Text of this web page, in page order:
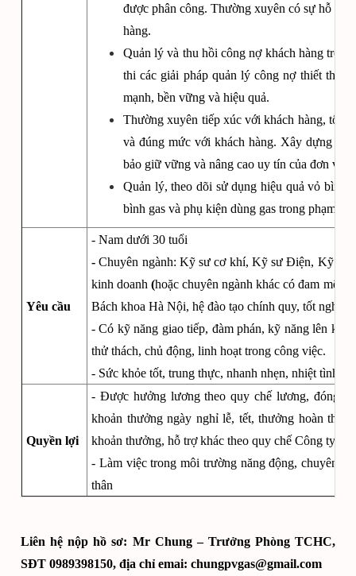
được phân công. Thường xuyên có sự hỗ trợ
hàng.
Quản lý và thu hồi công nợ khách hàng
thi các giải pháp quản lý công nợ thiết thực
mạnh, bền vững và hiệu quả.
Thường xuyên tiếp xúc với khách hàng, tổ
và đúng mức với khách hàng. Xây dựng
bảo giữ vững và nâng cao uy tín của đơn vị
Quản lý, theo dõi sử dụng hiệu quả vỏ
bình gas và phụ kiện dùng gas trong phạm vi
Yêu cầu
- Nam dưới 30 tuổi
-Chuyên ngành: Kỹ sư cơ khí, Kỹ sư Điện, Kỹ sư
kinh doanh (hoặc chuyên ngành khác có đam mê
Bách khoa Hà Nội, hệ đào tạo chính quy, tốt
- Có kỹ năng giao tiếp, đàm phán, kỹ năng lên kế
thử thách, chủ động, linh hoạt trong công việc.
- Sức khỏe tốt, trung thực, nhanh nhẹn, nhiệt tình
Quyền lợi
- Được hưởng lương theo quy chế lương, đóng
khoản thưởng ngày nghỉ lễ, tết, thưởng hoàn
khoản thưởng, hỗ trợ khác theo quy chế Công ty,
- Làm việc trong môi trường năng động, chuyên
thân
Liên hệ nộp hồ sơ: Mr Chung – Trưởng Phòng TCHC,
SĐT 0989398150, địa chỉ emai: chungpvgas@gmail.com